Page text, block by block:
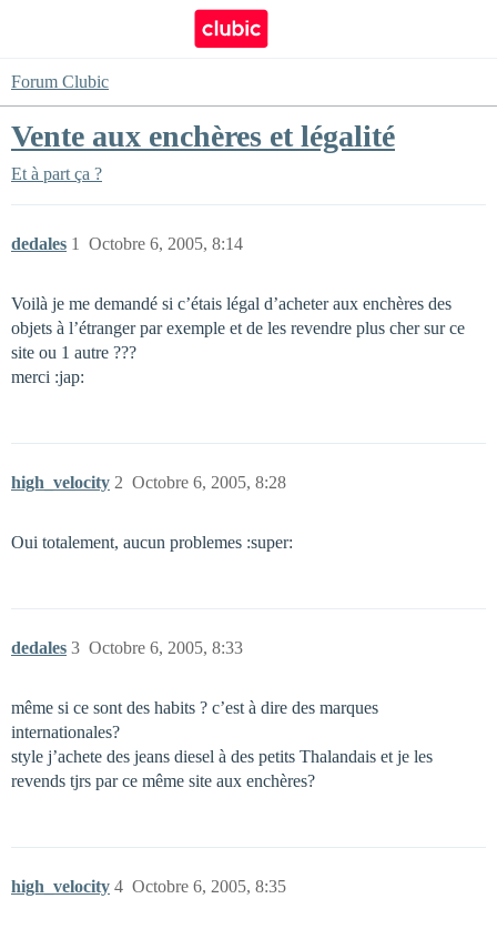
Forum Clubic
Vente aux enchères et légalité
Et à part ça ?
dedales Octobre 6, 2005, 8:14
1
Voilà je me demandé si c’étais légal d’acheter aux enchères des
objets à l’étranger par exemple et de les revendre plus cher sur ce
site ou 1 autre ???
merci :jap:
high_velocity Octobre 6, 2005, 8:28
2
Oui totalement, aucun problemes :super:
dedales Octobre 6, 2005, 8:33
3
même si ce sont des habits ? c’est à dire des marques
internationales?
style j’achete des jeans diesel à des petits Thalandais et je les
revends tjrs par ce même site aux enchères?
high_velocity Octobre 6, 2005, 8:35
4